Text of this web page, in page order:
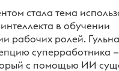
стала тема
в обучении
рабочих ролей.
суперработника —
с помощью ИИ